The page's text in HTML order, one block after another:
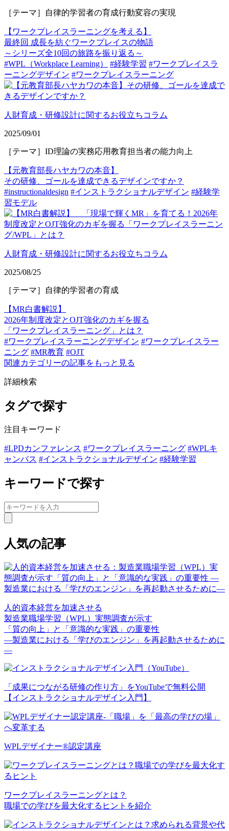
［テーマ］自律的学習者の育成行動変容の実現
【ワークプレイスラーニングを考える】
最終回 成長を紡ぐワークプレイスの物語
～シリーズ全10回の旅路を振り返る～
#WPL（Workplace Learning）
#経験学習 #ワークプレイスラ
ーニングデザイン #ワークプレイスラーニング
人財育成・研修設計に関するお役立ちコラム
2025/09/01
［テーマ］ID理論の実務応用教育担当者の能力向上
【元教育部長ハヤカワの本音】
その研修、ゴールを達成できるデザインですか？
#instructionaldesign #インストラクショナルデザイン #経験学
習モデル
人財育成・研修設計に関するお役立ちコラム
2025/08/25
［テーマ］自律的学習者の育成
【MR白書解説】
2026年制度改定とOJT強化のカギを握る
「ワークプレイスラーニング」とは？
#ワークプレイスラーニングデザイン #ワークプレイスラー
ニング #MR教育 #OJT
関連カテゴリーの記事をもっと見る
詳細検索
タグで探す
注目キーワード
#LPDカンファレンス #ワークプレイスラーニング #WPLキ
ャンバス #インストラクショナルデザイン #経験学習
キーワードで探す
人気の記事
人的資本経営を加速させる
製造業職場学習（WPL）実態調査が示す
「質の向上」と「意識的な実践」の重要性
—製造業における「学びのエンジン」を再起動させるために
—
「成果につながる研修の作り方」をYouTubeで無料公開
【インストラクショナルデザイン入門】
WPLデザイナー®認定講座
ワークプレイスラーニングとは？
職場での学びを最大化するヒントを紹介